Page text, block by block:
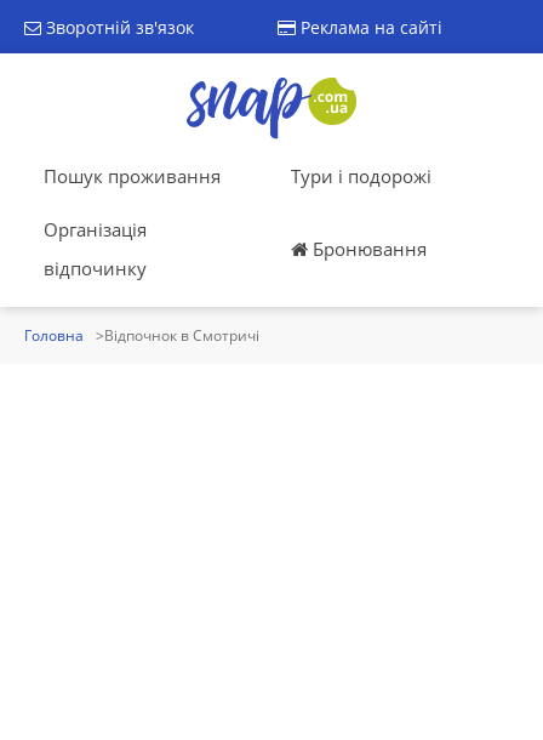
Зворотній зв'язок Реклама на сайті
Пошук проживання Тури і подорожі
Організація
відпочинку
Бронювання
Головна Відпочнок в Смотричі